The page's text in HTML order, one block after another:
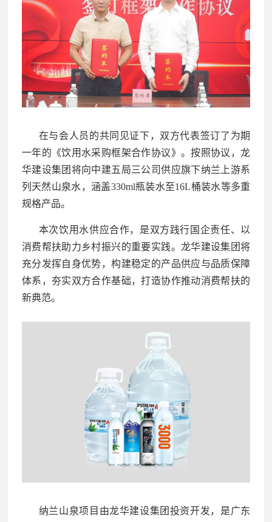
在与会人员的共同见证下，双方代表签订了为期
一年的《饮用水采购框架合作协议》。按照协议，龙
华建设集团将向中建五局三公司供应旗下纳兰上游系
列天然山泉水，涵盖330ml瓶装水至16L桶装水等多重
规格产品。
本次饮用水供应合作，是双方践行国企责任、以
消费帮扶助力乡村振兴的重要实践。龙华建设集团将
充分发挥自身优势，构建稳定的产品供应与品质保障
体系，夯实双方合作基础，打造协作推动消费帮扶的
新典范。
纳兰山泉项目由龙华建设集团投资开发，是广东